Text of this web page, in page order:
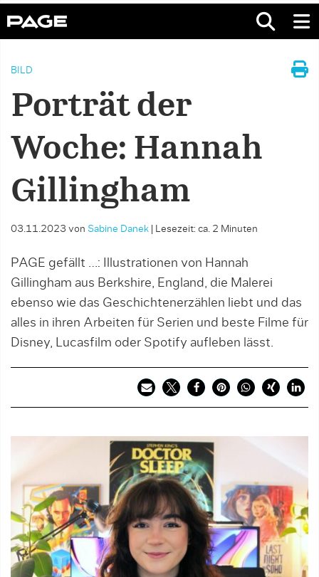
BILD
Porträt der
Woche: Hannah
Gillingham
03.11.2023 von Sabine Danek Lesezeit: ca. 2 Minuten
PAGE gefällt …: Illustrationen von Hannah
Gillingham aus Berkshire, England, die Malerei
ebenso wie das Geschichtenerzählen liebt und das
alles in ihren Arbeiten für Serien und beste Filme für
Disney, Lucasfilm oder Spotify aufleben lässt.